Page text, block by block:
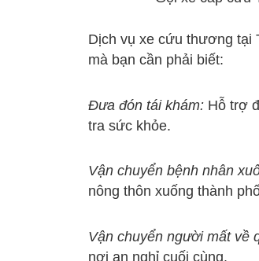
Dịch vụ xe cứu thương tại
mà bạn cần phải biết:
Đưa đón tái khám: Hỗ trợ
tra sức khỏe.
Vận chuyển bệnh nhân
nông thôn xuống thành
Vận chuyển người mất về
nơi an nghỉ cuối cùng.